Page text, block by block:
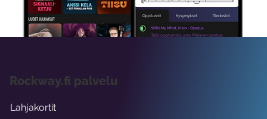
viikon ajaksi.
Rockway.fi palvelu
Lahjakortit